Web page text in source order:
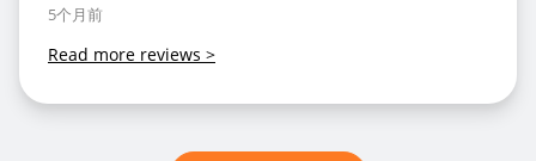
5个月前
Read more reviews >